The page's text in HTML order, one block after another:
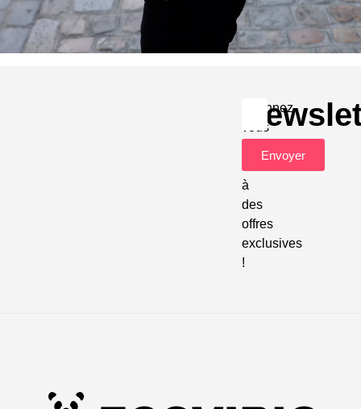
Abonnez-
vous
à
des
offres
exclusives
!
Envoyer